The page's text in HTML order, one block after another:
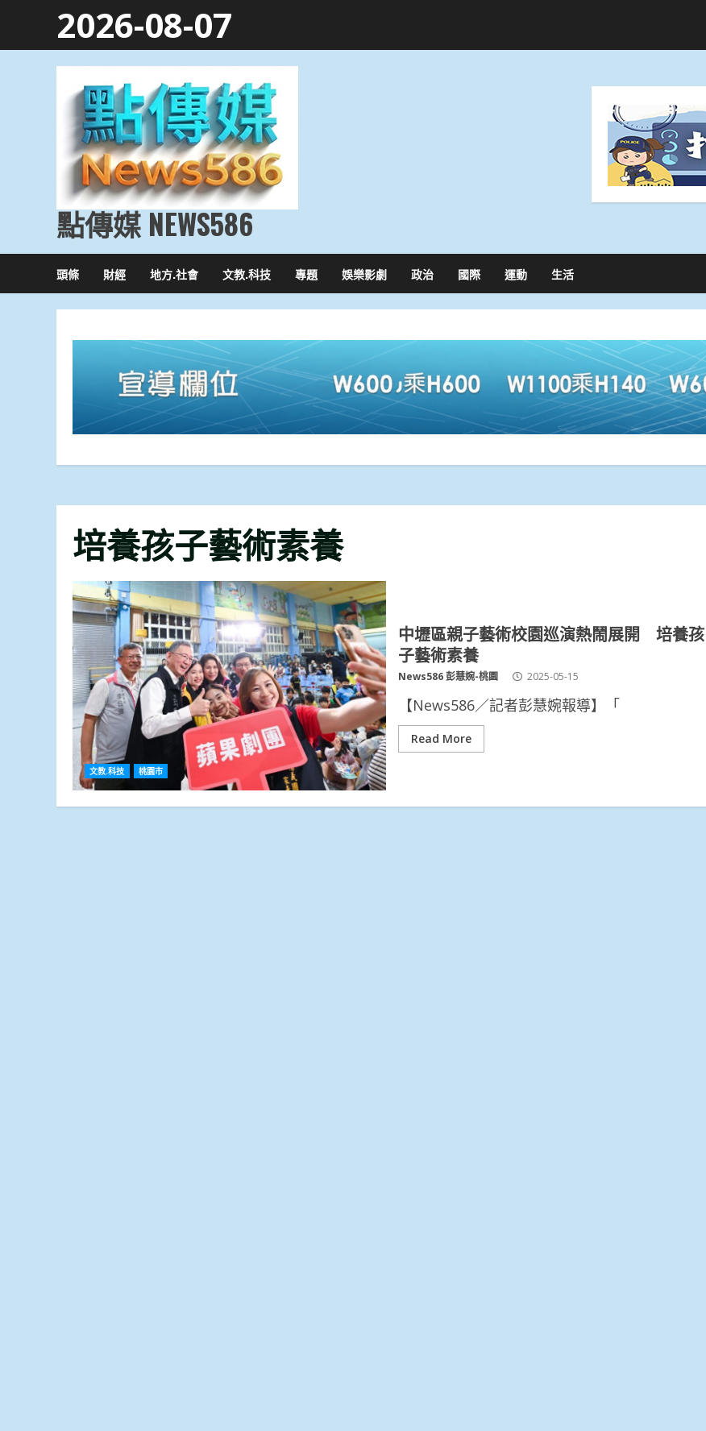
2026-08-07
點傳媒 NEWS586
頭條 財經 地方.社會 文教.科技 專題 娛樂影劇 政治 國際 運動 生活
培養孩子藝術素養
文教.科技 桃園市
中壢區親子藝術校園巡演熱鬧展開 培養孩
子藝術素養
News586 彭慧婉-桃園 2025-05-15
【News586／記者彭慧婉報導】「
Read More